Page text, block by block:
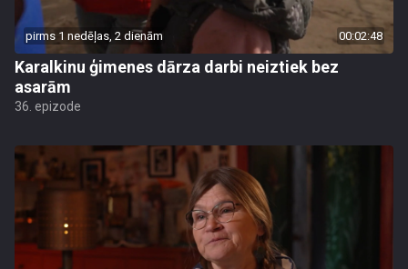
pirms 1 nedēļas, 2 dienām 00:02:48
Karalkinu ģimenes dārza darbi neiztiek bez
asarām
36. epizode